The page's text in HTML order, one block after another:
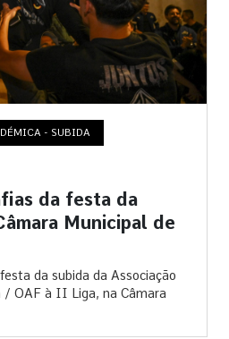
- SUBIDA
da festa da
Municipal de
da subida da Associação
/ OAF à II Liga, na Câmara